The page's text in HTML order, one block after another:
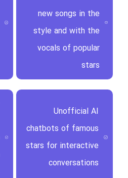
new songs in the
style and with the
vocals of popular
stars
Unofficial AI
chatbots of famous
stars for interactive
conversations